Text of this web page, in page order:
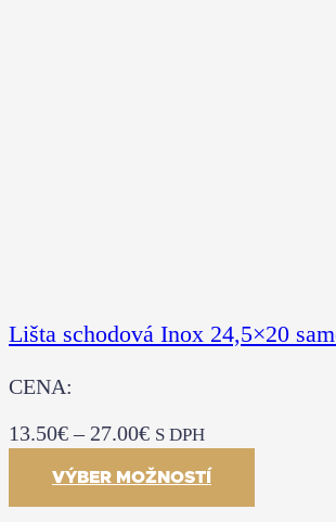
Lišta schodová Inox 24,5×20
CENA:
13.50€– 27.00€ S DPH
VÝBER MOŽNOSTÍ